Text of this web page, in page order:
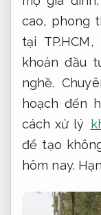
cao, phong
tại
khoản đầu
nghề.
hoạch đến
cách xử lý
để tạo
hôm nay.